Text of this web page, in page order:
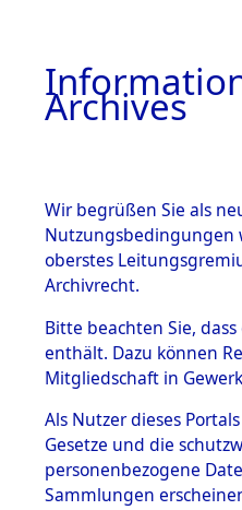
BESTÄNDE
1.
mente
5. Verschiedenes
5.3
Todesmärsche
Archives
Wir begrüßen Sie als
Nutzungsbedingungen
oberstes
Archivrecht.
Bitte beachten Sie,
enthält. Dazu können
Mitgliedschaft in
Als Nutzer dieses
Gesetze und die
personenbezogene
Sammlungen